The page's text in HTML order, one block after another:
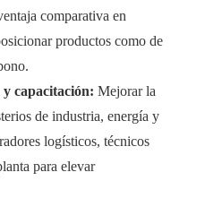
comparativa en
productos como de
capacitación: Mejorar la
de industria, energía y
logísticos, técnicos
para elevar